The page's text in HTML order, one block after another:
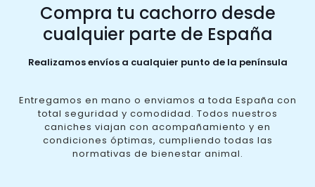
Compra tu cachorro desde
cualquier parte de España
Realizamos envíos a cualquier punto de la península
Entregamos en mano o enviamos a toda España con
total seguridad y comodidad. Todos nuestros
caniches viajan con acompañamiento y en
condiciones óptimas, cumpliendo todas las
normativas de bienestar animal.